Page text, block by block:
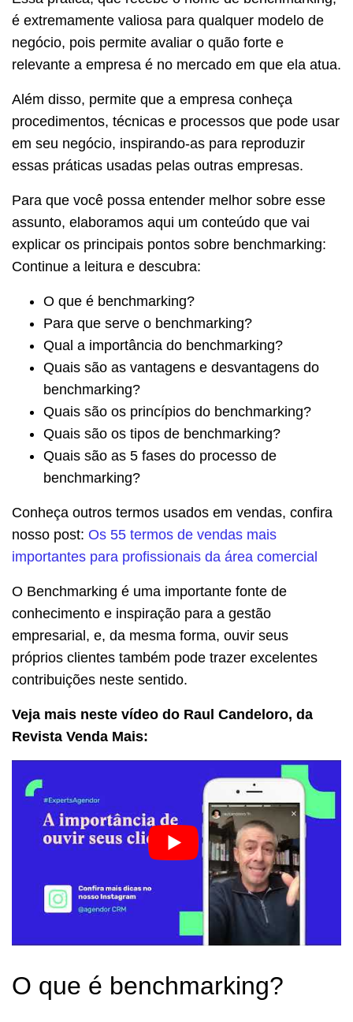
é extremamente valiosa para qualquer modelo de
negócio, pois permite avaliar o quão forte e
relevante a empresa é no mercado em que ela atua.
Além disso, permite que a empresa conheça
procedimentos, técnicas e processos que pode usar
em seu negócio, inspirando-as para reproduzir
essas práticas usadas pelas outras empresas.
Para que você possa entender melhor sobre esse
assunto, elaboramos aqui um conteúdo que vai
explicar os principais pontos sobre benchmarking:
Continue a leitura e descubra:
O que é benchmarking?
Para que serve o benchmarking?
Qual a importância do benchmarking?
Quais são as vantagens e desvantagens do
benchmarking?
Quais são os princípios do benchmarking?
Quais são os tipos de benchmarking?
Quais são as 5 fases do processo de
benchmarking?
Conheça outros termos usados em vendas, confira
nosso post: Os 55 termos de vendas mais
importantes para profissionais da área comercial
O Benchmarking é uma importante fonte de
conhecimento e inspiração para a gestão
empresarial, e, da mesma forma, ouvir seus
próprios clientes também pode trazer excelentes
contribuições neste sentido.
Veja mais neste vídeo do Raul Candeloro, da
Revista Venda Mais:
O que é benchmarking?